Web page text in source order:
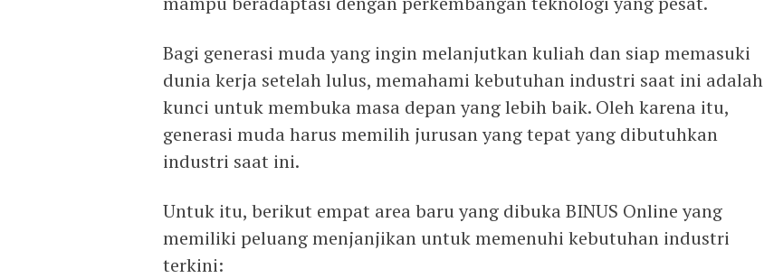
Bagi generasi muda yang ingin melanjutkan kuliah dan siap memasuki
dunia kerja setelah lulus, memahami kebutuhan industri saat ini adalah
kunci untuk membuka masa depan yang lebih baik. Oleh karena itu,
generasi muda harus memilih jurusan yang tepat yang dibutuhkan
industri saat ini.
Untuk itu, berikut empat area baru yang dibuka BINUS Online yang
memiliki peluang menjanjikan untuk memenuhi kebutuhan industri
terkini: